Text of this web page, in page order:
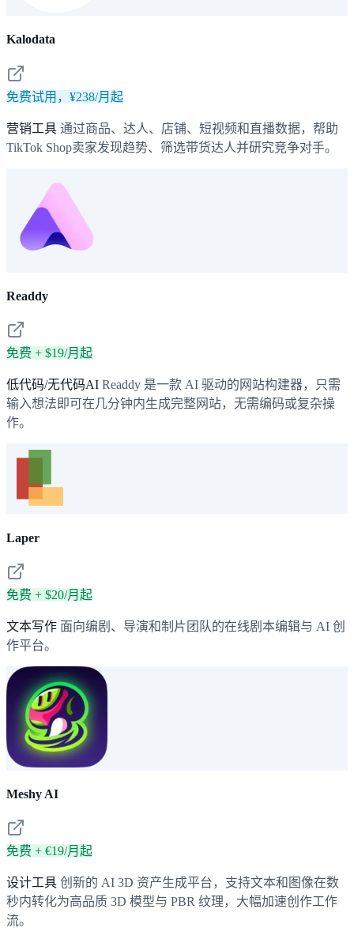
Kalodata
免费试用，¥238/月起
营销工具 通过商品、达人、店铺、短视频和直播数据，帮助
TikTok Shop卖家发现趋势、筛选带货达人并研究竞争对手。
Readdy
免费 + $19/月起
低代码/无代码AI Readdy 是一款 AI 驱动的网站构建器，只需
输入想法即可在几分钟内生成完整网站，无需编码或复杂操
作。
Laper
免费 + $20/月起
文本写作 面向编剧、导演和制片团队的在线剧本编辑与 AI 创
作平台。
Meshy AI
免费 + €19/月起
设计工具 创新的 AI 3D 资产生成平台，支持文本和图像在数
秒内转化为高品质 3D 模型与 PBR 纹理，大幅加速创作工作
流。